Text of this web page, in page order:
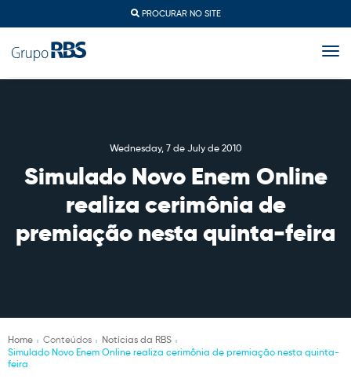
PROCURAR NO SITE
Wednesday, 7 de July de 2010
Simulado Novo Enem Online
realiza cerimônia de
premiação nesta quinta-feira
Home Conteúdos
Notícias da RBS
Simulado Novo Enem Online realiza cerimônia de premiação nesta quinta-
feira